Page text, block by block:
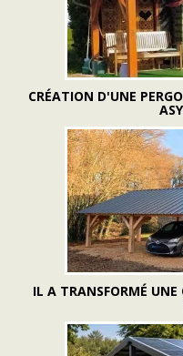
CRÉATION D'UNE
IL A TRANSFORMÉ UNE